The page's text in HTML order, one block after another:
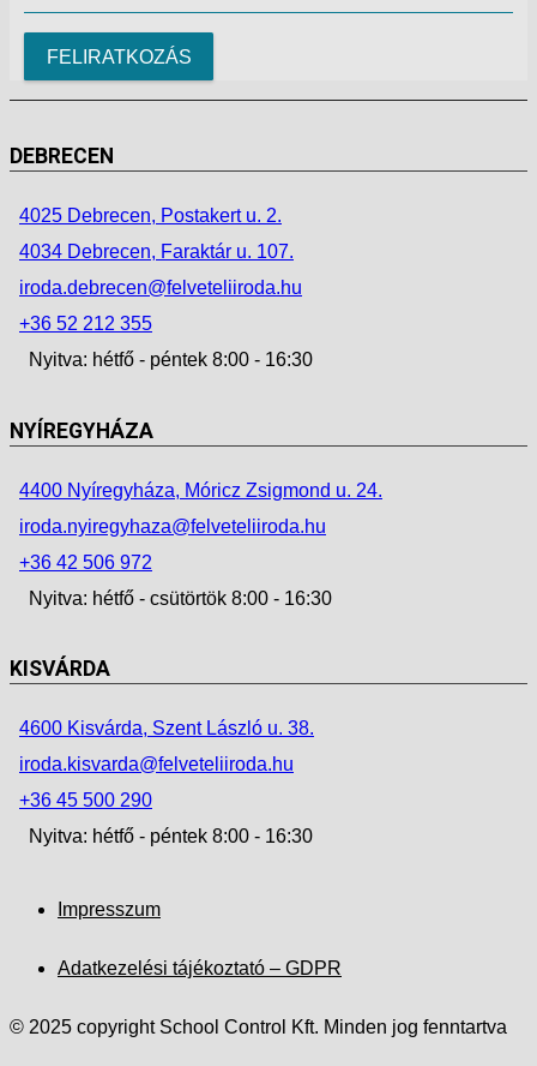
DEBRECEN
4025 Debrecen, Postakert u. 2.
4034 Debrecen, Faraktár u. 107.
iroda.debrecen@felveteliiroda.hu
+36 52 212 355
Nyitva: hétfő - péntek 8:00 - 16:30
NYÍREGYHÁZA
4400 Nyíregyháza, Móricz Zsigmond u. 24.
iroda.nyiregyhaza@felveteliiroda.hu
+36 42 506 972
Nyitva: hétfő - csütörtök 8:00 - 16:30
KISVÁRDA
4600 Kisvárda, Szent László u. 38.
iroda.kisvarda@felveteliiroda.hu
+36 45 500 290
Nyitva: hétfő - péntek 8:00 - 16:30
Impresszum
Adatkezelési tájékoztató – GDPR
© 2025 copyright School Control Kft. Minden jog fenntartva